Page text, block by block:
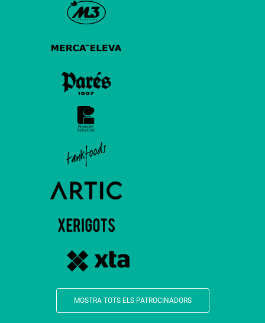
MOSTRA TOTS ELS PATROCINADORS